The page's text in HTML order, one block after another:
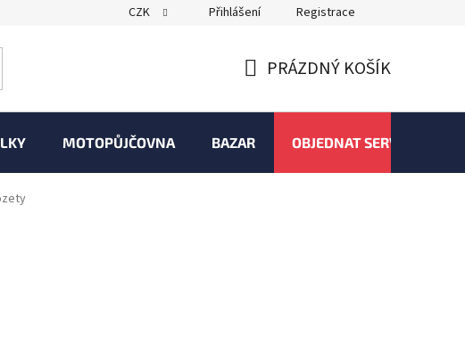
CZK Přihlášení Registrace
KOŠÍK
PRÁZDNÝ KOŠÍK
MOTOPŮJČOVNA BAZAR OBJEDNAT SERVIS